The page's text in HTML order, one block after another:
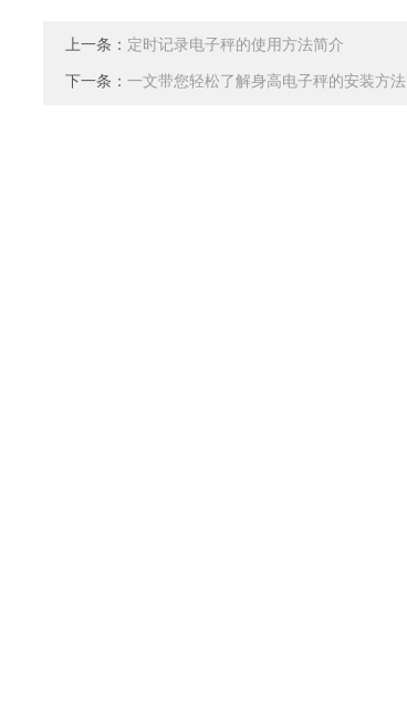
上一条： 定时记录电子秤的使用方法简介
下一条： 一文带您轻松了解身高电子秤的安装方法